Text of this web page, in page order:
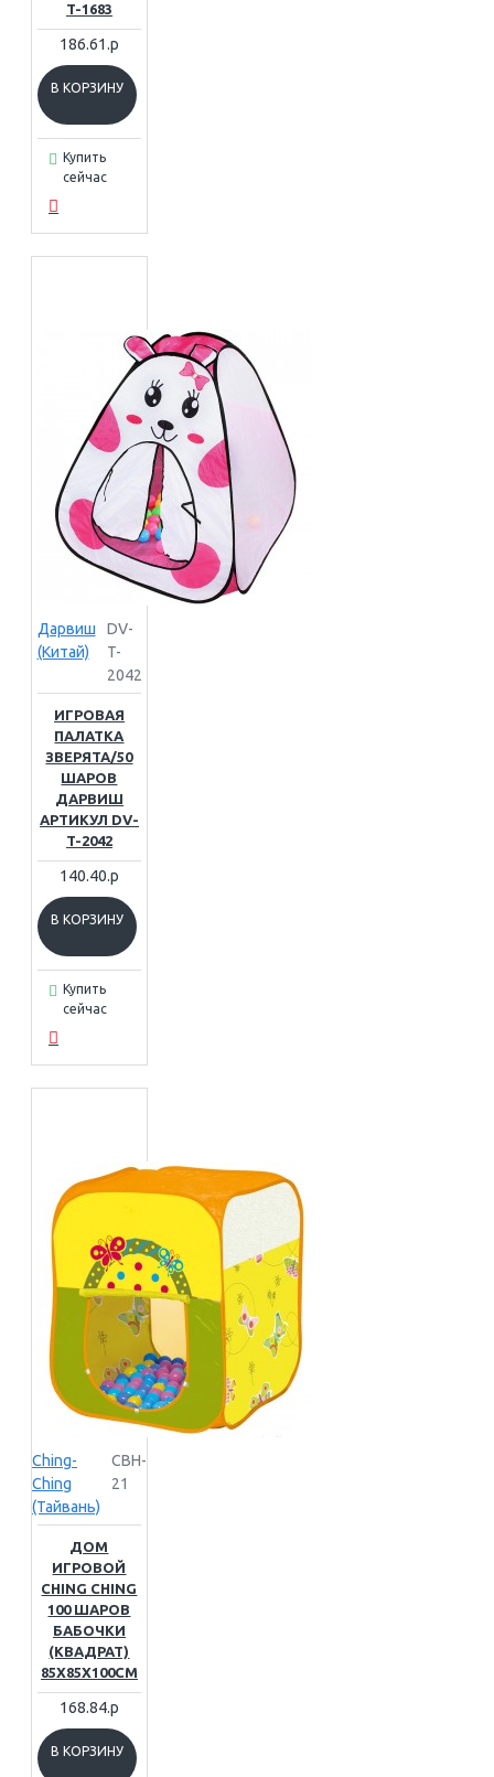
T-1683
186.61.р
В КОРЗИНУ
Купить
сейчас
Дарвиш
(Китай)
DV-
T-
2042
ИГРОВАЯ
ПАЛАТКА
ЗВЕРЯТА/50
ШАРОВ
ДАРВИШ
АРТИКУЛ DV-
T-2042
140.40.р
В КОРЗИНУ
Купить
сейчас
Ching-
Ching
(Тайвань)
CBH-
21
ДОМ
ИГРОВОЙ
CHING CHING
100 ШАРОВ
БАБОЧКИ
(КВАДРАТ)
85Х85Х100СМ
168.84.р
В КОРЗИНУ